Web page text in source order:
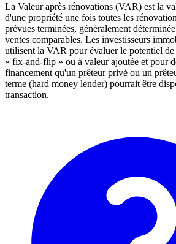
La Valeur après rénovations (VAR) est la
d'une propriété une fois toutes les
prévues terminées, généralement
ventes comparables. Les investisseurs
utilisent la VAR pour évaluer le potentiel
« fix-and-flip » ou à valeur ajoutée et pour
financement qu'un prêteur privé ou un
terme (hard money lender) pourrait être
transaction.